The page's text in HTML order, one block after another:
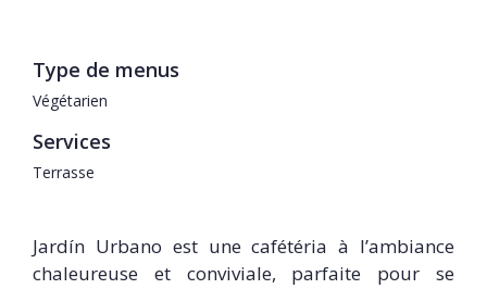
Type de menus
Végétarien
Services
Terrasse
Jardín Urbano est une cafétéria à l’ambiance
chaleureuse et conviviale, parfaite pour se